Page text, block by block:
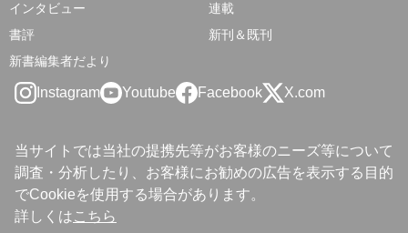
インタビュー
連載
書評
新刊＆既刊
新書編集者だより
Instagram Youtube Facebook X.com
当サイトでは当社の提携先等がお客様のニーズ等について
調査・分析したり、お客様にお勧めの広告を表示する目的
でCookieを使用する場合があります。
詳しくはこちら